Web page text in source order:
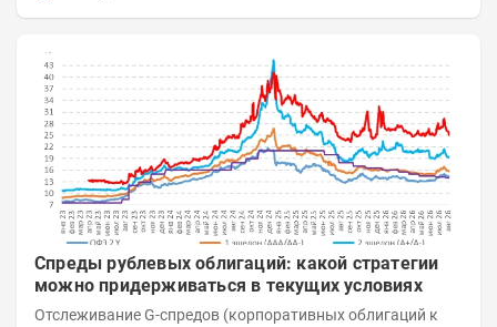
Спреды рублевых облигаций: какой стратегии
можно придерживаться в текущих условиях
Отслеживание G-спредов (корпоративных облигаций к